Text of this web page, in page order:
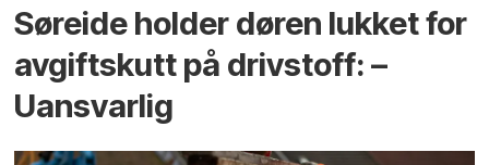
Søreide holder døren lukket for
avgiftskutt på drivstoff: –
Uansvarlig